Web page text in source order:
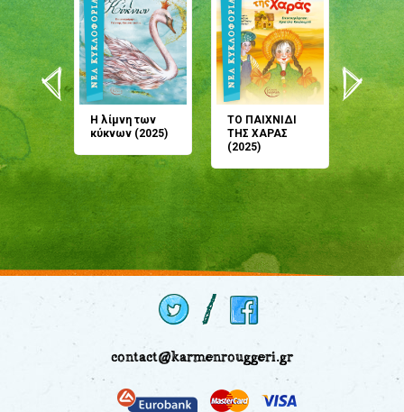
Η λίμνη των
κύκνων (2025)
ΤΟ ΠΑΙΧΝΙΔΙ
ΤΗΣ ΧΑΡΑΣ
(2025)
μου;
(2024)
contact@karmenrouggeri.gr